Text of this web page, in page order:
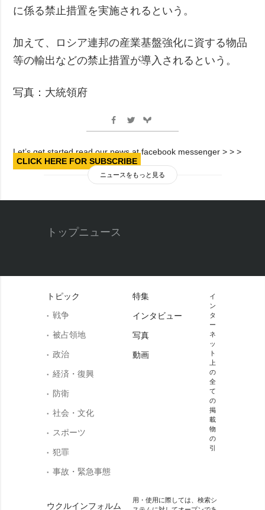
に係る禁止措置を実施されるという。
加えて、ロシア連邦の産業基盤強化に資する物品
等の輸出などの禁止措置が導入されるという。
写真：大統領府
Let’s get started read our news at facebook messenger > > >
CLICK HERE FOR SUBSCRIBE
ニュースをもっと見る
トップニュース
トピック
戦争
被占領地
政治
経済・復興
防衛
社会・文化
スポーツ
犯罪
事故・緊急事態
ウクルインフォルム
特集
インタビュー
写真
動画
イ
ン
タ
ー
ネ
ッ
ト
上
の
全
て
の
掲
載
物
の
引
用・使用に際しては、検索シ